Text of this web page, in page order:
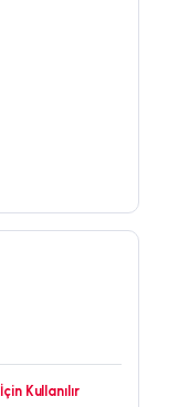
İçin Kullanılır